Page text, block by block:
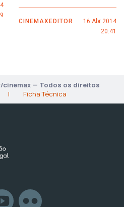
CINEMAXEDITOR
16 Abr 2014
20:41
cinemax — Todos os direitos
| Ficha Técnica